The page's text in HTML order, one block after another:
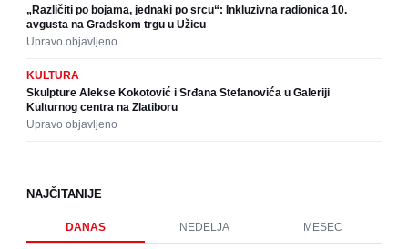
„Različiti po bojama, jednaki po srcu“: Inkluzivna radionica 10.
avgusta na Gradskom trgu u Užicu
Upravo objavljeno
KULTURA
Skulpture Alekse Kokotović i Srđana Stefanovića u Galeriji
Kulturnog centra na Zlatiboru
Upravo objavljeno
NAJČITANIJE
DANAS NEDELJA MESEC